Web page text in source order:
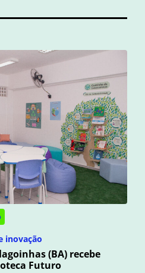
inovação
(BA) recebe
Futuro